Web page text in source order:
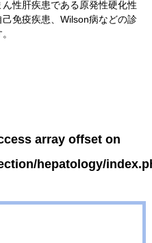
性肝疾患である原発性硬化性
免疫疾患、Wilson病などの診
array offset on
hepatology/